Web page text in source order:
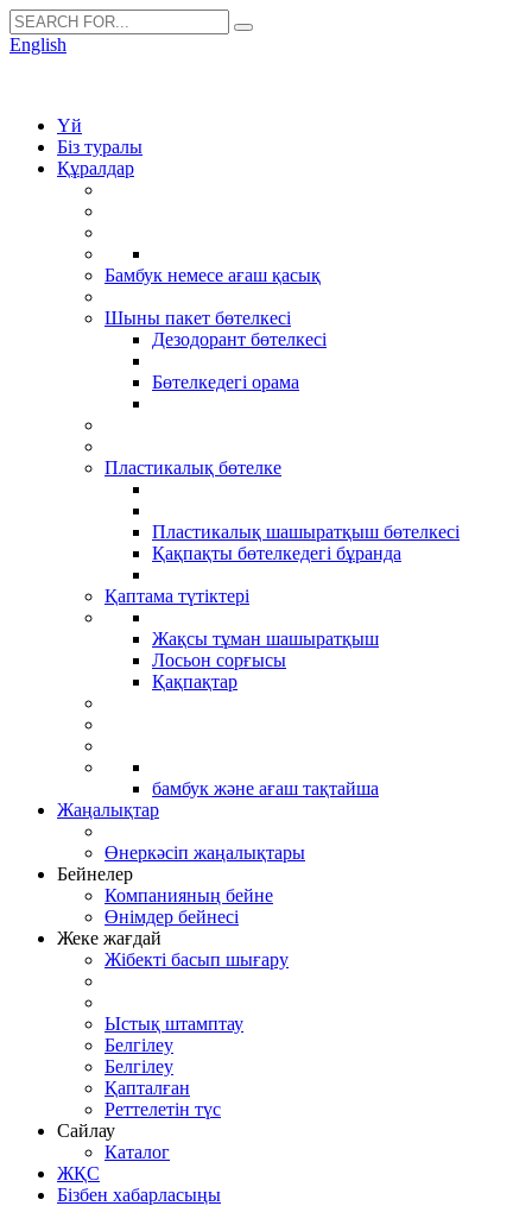
English
Үй
Біз туралы
Құралдар
Бамбук немесе ағаш қасық
Шыны пакет бөтелкесі
Дезодорант бөтелкесі
Бөтелкедегі орама
Пластикалық бөтелке
Пластикалық шашыратқыш бөтелкесі
Қақпақты бөтелкедегі бұранда
Қаптама түтіктері
Жақсы тұман шашыратқыш
Лосьон сорғысы
Қақпақтар
бамбук және ағаш тақтайша
Жаңалықтар
Өнеркәсіп жаңалықтары
Бейнелер
Компанияның бейне
Өнімдер бейнесі
Жеке жағдай
Жібекті басып шығару
Ыстық штамптау
Белгілеу
Белгілеу
Қапталған
Реттелетін түс
Сайлау
Каталог
ЖҚС
Бізбен хабарласыңы